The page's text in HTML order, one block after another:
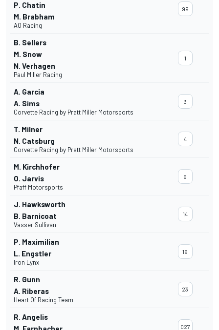
P. Chatin
M. Brabham
AO Racing
99
B. Sellers
M. Snow
N. Verhagen
Paul Miller Racing
1
A. Garcia
A. Sims
Corvette Racing by Pratt Miller Motorsports
3
T. Milner
N. Catsburg
Corvette Racing by Pratt Miller Motorsports
4
M. Kirchhofer
O. Jarvis
Pfaff Motorsports
9
J. Hawksworth
B. Barnicoat
Vasser Sullivan
14
P. Maximilian
L. Engstler
Iron Lynx
19
R. Gunn
A. Riberas
Heart Of Racing Team
23
R. Angelis
027